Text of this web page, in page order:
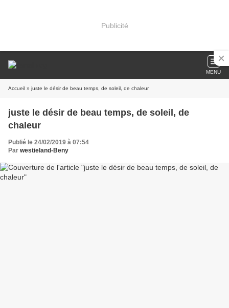
Publicité
MENU
Accueil » juste le désir de beau temps, de soleil, de chaleur
juste le désir de beau temps, de soleil, de
chaleur
Publié le 24/02/2019 à 07:54
Par westieland-Beny